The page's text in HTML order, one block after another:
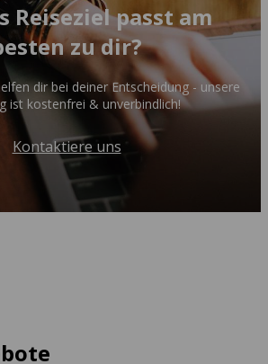
Reiseziel passt am
zu dir?
dir bei deiner Entscheidung - unsere
ist kostenfrei & unverbindlich!
Kontaktiere uns